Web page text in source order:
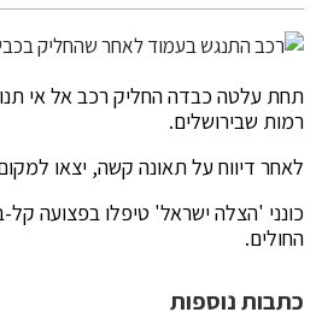
תחת עלטה כבדה החליק רכב אל אי
רמות שבירושלים.
לאחר דיווח על תאונה קשה, יצאו למקום
כונני 'הצלה ישראל' טיפלו בפצועה קל-
החולים.
כתבות נוספות